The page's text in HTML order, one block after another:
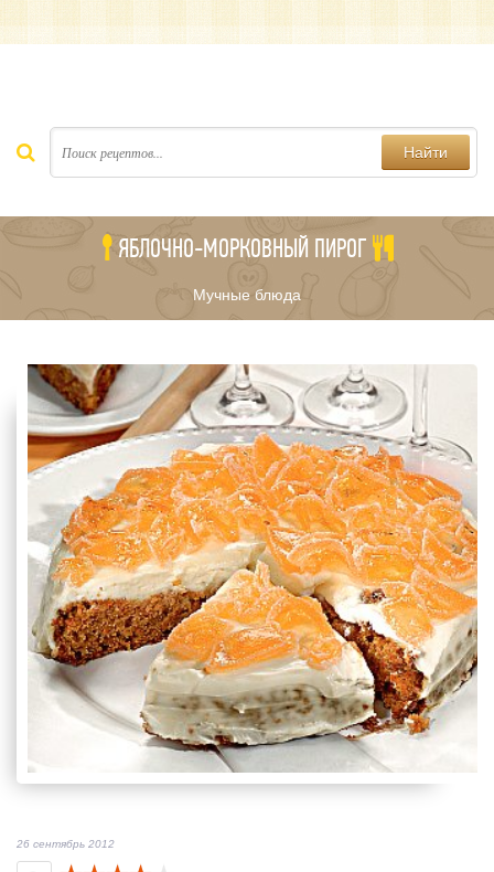
Найти
ЯБЛОЧНО-МОРКОВНЫЙ ПИРОГ
Мучные блюда
26 сентябрь 2012